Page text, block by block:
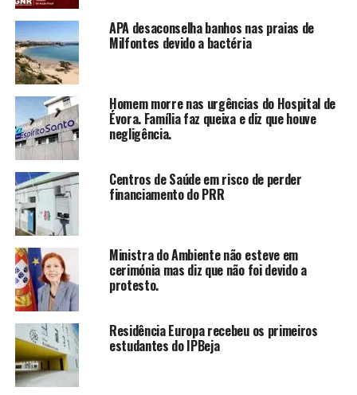
APA desaconselha banhos nas praias de
Milfontes devido a bactéria
Homem morre nas urgências do Hospital de
Évora. Família faz queixa e diz que houve
negligência.
Centros de Saúde em risco de perder
financiamento do PRR
Ministra do Ambiente não esteve em
cerimónia mas diz que não foi devido a
protesto.
Residência Europa recebeu os primeiros
estudantes do IPBeja